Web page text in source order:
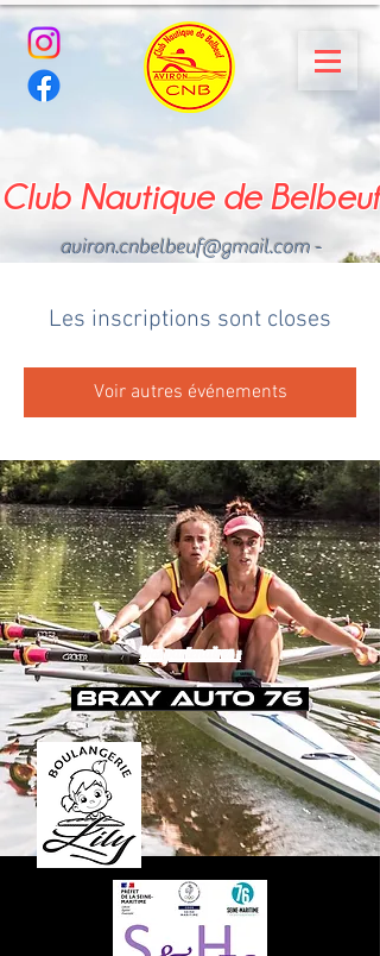
Club Nautique de Belbeuf
aviron.cnbelbeuf@gmail.com-
Les inscriptions sont closes
Voir autres événements
Nos partenaires :